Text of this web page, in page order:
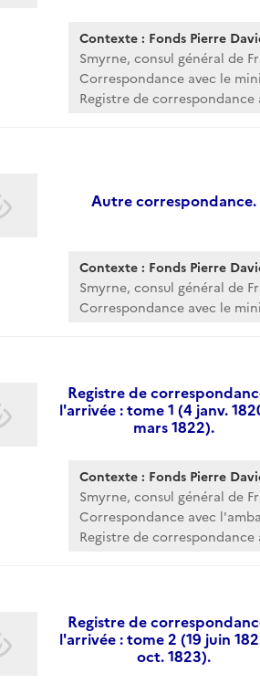
Contexte : Fonds Pierre
Smyrne, consul général de
Correspondance avec le
Registre de correspondance
Autre correspondance.
Contexte : Fonds Pierre
Smyrne, consul général de
Correspondance avec le
Registre de
l'arrivée : tome 1 (4 janv.
mars 1822).
Contexte : Fonds Pierre
Smyrne, consul général de
Correspondance avec
Registre de correspondance
Registre de
l'arrivée : tome 2 (19 juin
oct. 1823).